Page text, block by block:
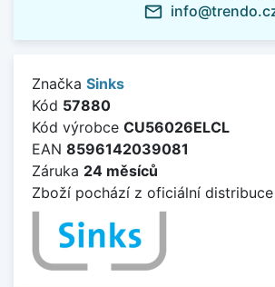
mail_outline
Značka Sinks
Kód 57880
Kód výrobce CU56026ELCL
EAN 8596142039081
Záruka 24 měsíců
Zboží pochází z oficiální